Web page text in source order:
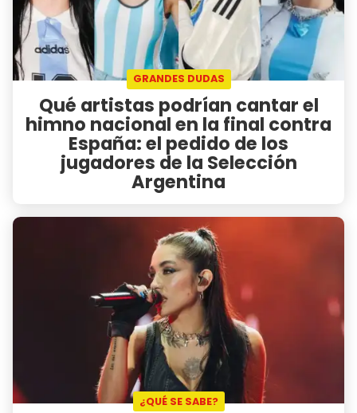
GRANDES DUDAS
Qué artistas podrían cantar el
himno nacional en la final contra
España: el pedido de los
jugadores de la Selección
Argentina
¿QUÉ SE SABE?